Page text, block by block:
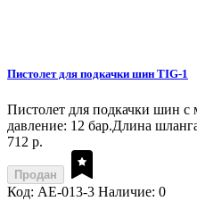
Пистолет для подкачки шин TIG-1
Пистолет для подкачки шин
давление: 12 бар.Длина
712 р.
Продан
Код: AE-013-3 Наличие: 0